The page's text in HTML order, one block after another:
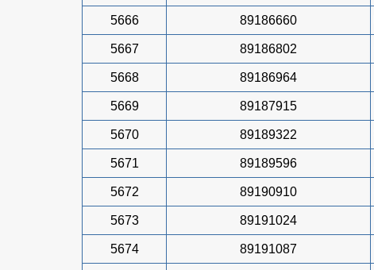
5666 89186660
5667 89186802
5668 89186964
5669 89187915
5670 89189322
5671 89189596
5672 89190910
5673 89191024
5674 89191087